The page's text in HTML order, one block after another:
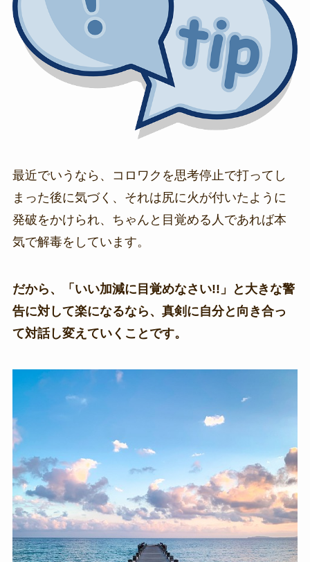
最近でいうなら、コロワクを思考停止で打ってし
まった後に気づく、それは尻に火が付いたように
発破をかけられ、ちゃんと目覚める人であれば本
気で解毒をしています。
だから、「いい加減に目覚めなさい!!」と大きな警
告に対して楽になるなら、真剣に自分と向き合っ
て対話し変えていくことです。